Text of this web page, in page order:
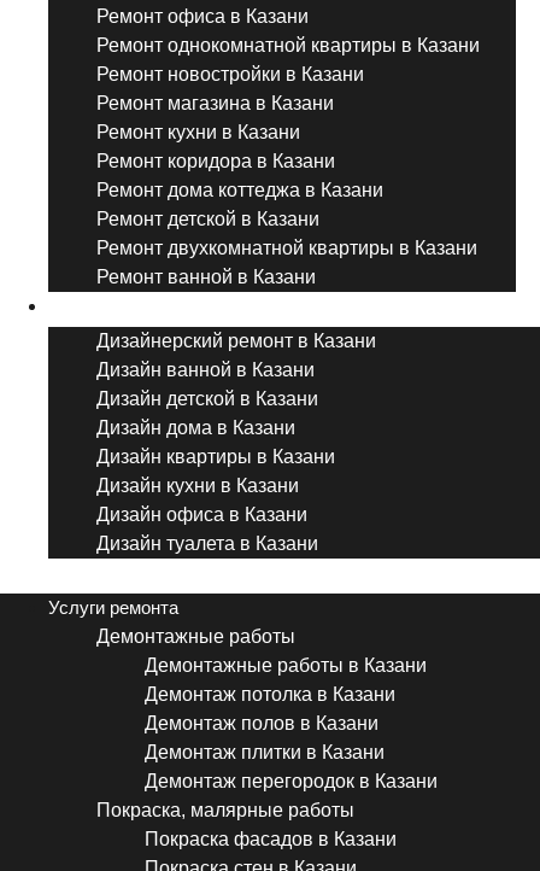
Ремонт офиса в Казани
Ремонт однокомнатной квартиры в Казани
Ремонт новостройки в Казани
Ремонт магазина в Казани
Ремонт кухни в Казани
Ремонт коридора в Казани
Ремонт дома коттеджа в Казани
Ремонт детской в Казани
Ремонт двухкомнатной квартиры в Казани
Ремонт ванной в Казани
Дизайнерский ремонт в Казани
Дизайн ванной в Казани
Дизайн детской в Казани
Дизайн дома в Казани
Дизайн квартиры в Казани
Дизайн кухни в Казани
Дизайн офиса в Казани
Дизайн туалета в Казани
Услуги ремонта
Демонтажные работы
Демонтажные работы в Казани
Демонтаж потолка в Казани
Демонтаж полов в Казани
Демонтаж плитки в Казани
Демонтаж перегородок в Казани
Покраска, малярные работы
Покраска фасадов в Казани